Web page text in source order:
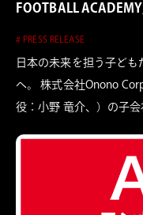
FOOTBALL
# PRESS RELEASE
日本の未来を担う子ど
へ。 株式会社Onono
役：小野 竜介、）の子